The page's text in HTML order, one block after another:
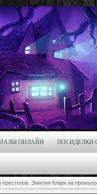
ОНЛАЙН ПОСИДЕЛКИ
престолов. Эмилия Кларк на